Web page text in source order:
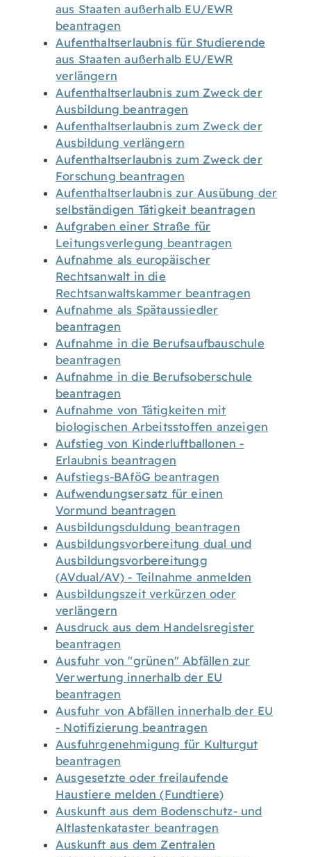
aus Staaten außerhalb EU/EWR
beantragen
Aufenthaltserlaubnis für Studierende
aus Staaten außerhalb EU/EWR
verlängern
Aufenthaltserlaubnis zum Zweck der
Ausbildung beantragen
Aufenthaltserlaubnis zum Zweck der
Ausbildung verlängern
Aufenthaltserlaubnis zum Zweck der
Forschung beantragen
Aufenthaltserlaubnis zur Ausübung der
selbständigen Tätigkeit beantragen
Aufgraben einer Straße für
Leitungsverlegung beantragen
Aufnahme als europäischer
Rechtsanwalt in die
Rechtsanwaltskammer beantragen
Aufnahme als Spätaussiedler
beantragen
Aufnahme in die Berufsaufbauschule
beantragen
Aufnahme in die Berufsoberschule
beantragen
Aufnahme von Tätigkeiten mit
biologischen Arbeitsstoffen anzeigen
Aufstieg von Kinderluftballonen -
Erlaubnis beantragen
Aufstiegs-BAföG beantragen
Aufwendungsersatz für einen
Vormund beantragen
Ausbildungsduldung beantragen
Ausbildungsvorbereitung dual und
Ausbildungsvorbereitungg
(AVdual/AV) - Teilnahme anmelden
Ausbildungszeit verkürzen oder
verlängern
Ausdruck aus dem Handelsregister
beantragen
Ausfuhr von "grünen" Abfällen zur
Verwertung innerhalb der EU
beantragen
Ausfuhr von Abfällen innerhalb der EU
- Notifizierung beantragen
Ausfuhrgenehmigung für Kulturgut
beantragen
Ausgesetzte oder freilaufende
Haustiere melden (Fundtiere)
Auskunft aus dem Bodenschutz- und
Altlastenkataster beantragen
Auskunft aus dem Zentralen